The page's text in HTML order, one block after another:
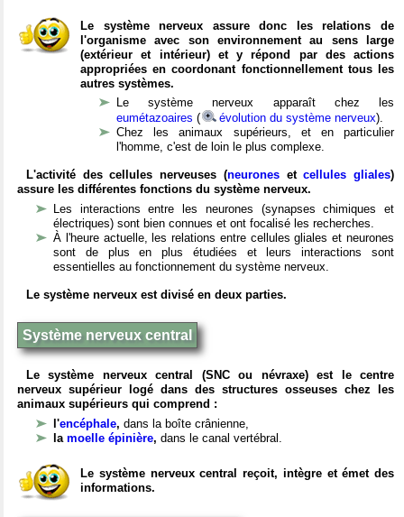
Le système nerveux assure donc les relations de
l'organisme avec son environnement au sens large
(extérieur et intérieur) et y répond par des actions
appropriées en coordonant fonctionnellement tous les
autres systèmes.
Le système nerveux apparaît chez les
eumétazoaires ( évolution du système nerveux).
Chez les animaux supérieurs, et en particulier
l'homme, c'est de loin le plus complexe.
L'activité des cellules nerveuses (neuronesetcellules gliales)
assure les différentes fonctions du système nerveux.
Les interactions entre les neurones (synapses chimiques et
électriques) sont bien connues et ont focalisé les recherches.
À l'heure actuelle, les relations entre cellules gliales et neurones
sont de plus en plus étudiées et leurs interactions sont
essentielles au fonctionnement du système nerveux.
Le système nerveux est divisé en deux parties.
Système nerveux central
Le système nerveux central (SNC ou névraxe) est le centre
nerveux supérieur logé dans des structures osseuses chez les
animaux supérieurs qui comprend :
l'encéphale, dans la boîte crânienne,
la moelle épinière, dans le canal vertébral.
Le système nerveux central reçoit, intègre et émet des
informations.